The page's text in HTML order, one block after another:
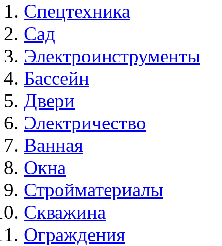
Спецтехника
Сад
Электроинструменты
Бассейн
Двери
Электричество
Ванная
Окна
Стройматериалы
Скважина
Ограждения